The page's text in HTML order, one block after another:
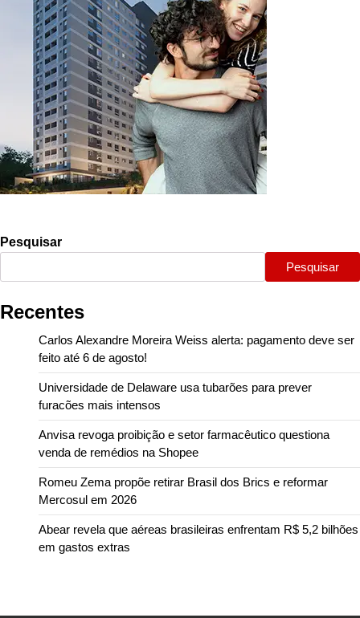
Pesquisar
Pesquisar
Recentes
Carlos Alexandre Moreira Weiss alerta: pagamento deve ser
feito até 6 de agosto!
Universidade de Delaware usa tubarões para prever
furacões mais intensos
Anvisa revoga proibição e setor farmacêutico questiona
venda de remédios na Shopee
Romeu Zema propõe retirar Brasil dos Brics e reformar
Mercosul em 2026
Abear revela que aéreas brasileiras enfrentam R$ 5,2 bilhões
em gastos extras